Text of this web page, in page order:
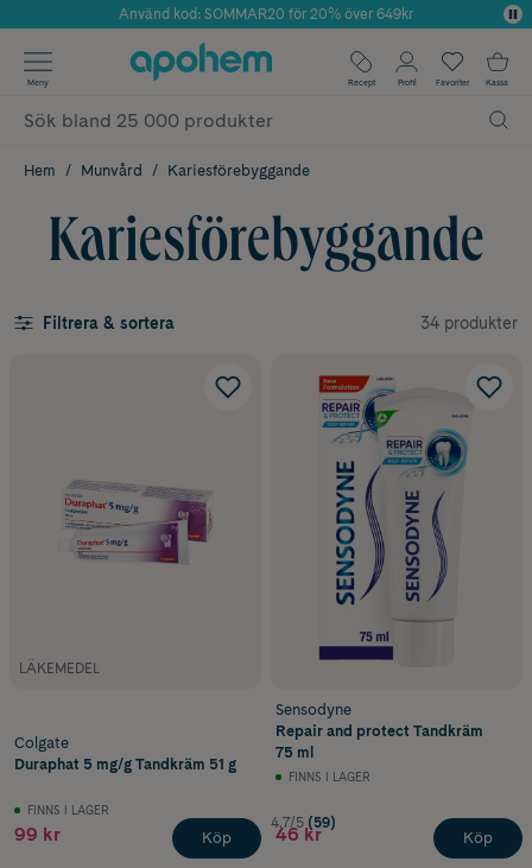
Årets Butik 2025 inom Skönhet
Använd kod: SOMMAR20 för 20% över 649kr
✓ Fri frakt
✓ Poäng på alla köp*
Meny Recept Profil Favoriter Kassa
Hem Munvård Kariesförebyggande
Kariesförebyggande
Filtrera & sortera 34 produkter
LÄKEMEDEL
Colgate
Duraphat 5 mg/g Tandkräm 51 g
FINNS I LAGER
99 kr Köp
Sensodyne
Repair and protect Tandkräm
75 ml
FINNS I LAGER
4.7/5 (59)
46 kr Köp